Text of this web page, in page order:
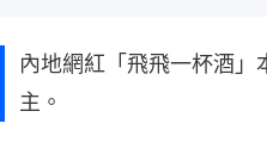
內地網紅「飛飛一杯酒
主。